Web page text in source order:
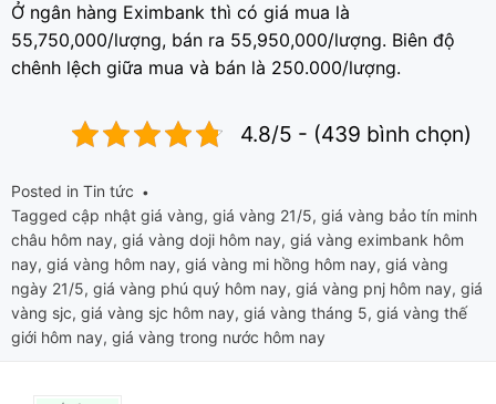
Ở ngân hàng Eximbank thì có giá mua là
55,750,000/lượng, bán ra 55,950,000/lượng. Biên độ
chênh lệch giữa mua và bán là 250.000/lượng.
4.8/5 - (439 bình chọn)
Posted in Tin tức
Tagged cập nhật giá vàng, giá vàng 21/5, giá vàng bảo tín minh
châu hôm nay, giá vàng doji hôm nay, giá vàng eximbank hôm
nay, giá vàng hôm nay, giá vàng mi hồng hôm nay, giá vàng
ngày 21/5, giá vàng phú quý hôm nay, giá vàng pnj hôm nay, giá
vàng sjc, giá vàng sjc hôm nay, giá vàng tháng 5, giá vàng thế
giới hôm nay, giá vàng trong nước hôm nay